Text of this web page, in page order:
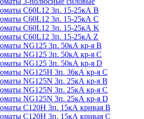
C60L12 3п. 15-25кА B
C60L12 3п. 15-25кА C
C60L12 3п. 15-25кА K
C60L12 3п. 15-25кА Z
NG125 3п. 50кА кр-я B
NG125 3п. 50кА кр-я C
NG125 3п. 50кА кр-я D
NG125H 3п. 36кА кр-я C
NG125N 3п. 25кА кр-я B
NG125N 3п. 25кА кр-я C
NG125N 3п. 25кА кр-я D
С120Н 3п. 15кА кривая B
С120Н 3п. 15кА кривая C